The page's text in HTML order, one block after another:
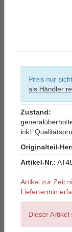
Preis nur
als Händler
Zustand:
inkl.
Originalteil-
Artikel-Nr.:
Artikel zur Zeit
Liefertermin
Dieser Artikel